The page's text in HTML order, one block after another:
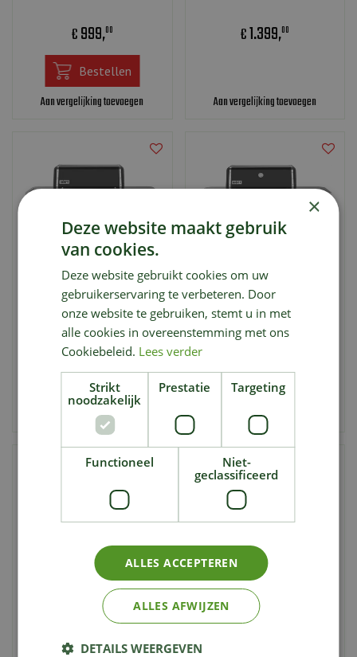
€999,00
Bestellen
Aan vergelijking toevoegen
€1.399,00
Aan vergelijking toevoegen
Weber Genesis® EPX-435
Zwart
€2.099,
Aan vergelijking toevoegen
Weber Genesis® E-435 Zwart
€ 1.599,
Aan vergelijking toevoegen
Genesis EP-335W,
Gasbarbecue
Weber Genesis® S-335,
Gasbarbecue, RVS
×
Deze website maakt gebruik
van cookies.
Deze website gebruikt cookies om uw
gebruikerservaring te verbeteren. Door
onze website te gebruiken, stemt u in met
alle cookies in overeenstemming met ons
Cookiebeleid. Lees verder
Strikt
noodzakelijk
Prestatie Targeting
Functioneel
Niet-
geclassificeerd
ALLES ACCEPTEREN
ALLES AFWIJZEN
DETAILS WEERGEVEN